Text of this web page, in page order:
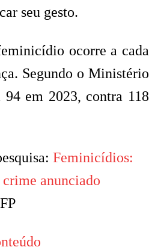
seu gesto.
ocorre a cada
Segundo o Ministério
94 em 2023, contra 118
Feminicídios:
anunciado